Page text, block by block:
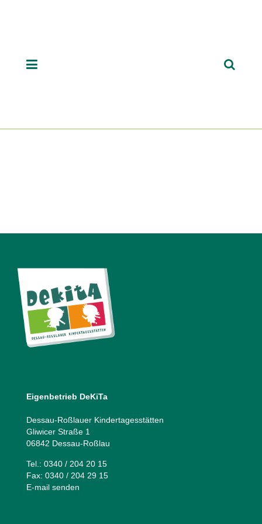
Eigenbetrieb DeKiTa
Dessau-Roßlauer Kindertagesstätten
Gliwicer Straße 1
06842 Dessau-Roßlau
Tel.: 0340 / 204 20 15
Fax: 0340 / 204 29 15
E-mail senden